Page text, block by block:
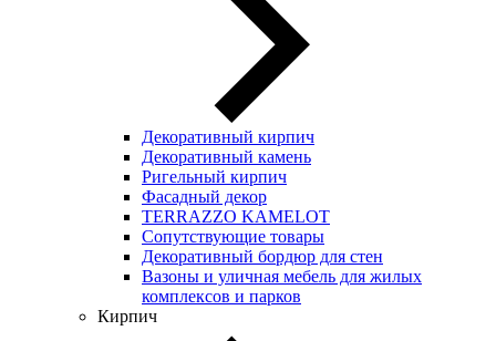
Декоративный кирпич
Декоративный камень
Ригельный кирпич
Фасадный декор
TERRAZZO KAMELOT
Сопутствующие товары
Декоративный бордюр для стен
Вазоны и уличная мебель для жилых
комплексов и парков
Кирпич